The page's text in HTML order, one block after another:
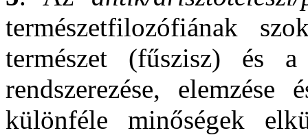
természetfilozófiának
természet (fűszisz) és a
rendszerezése,
különféle minőségek